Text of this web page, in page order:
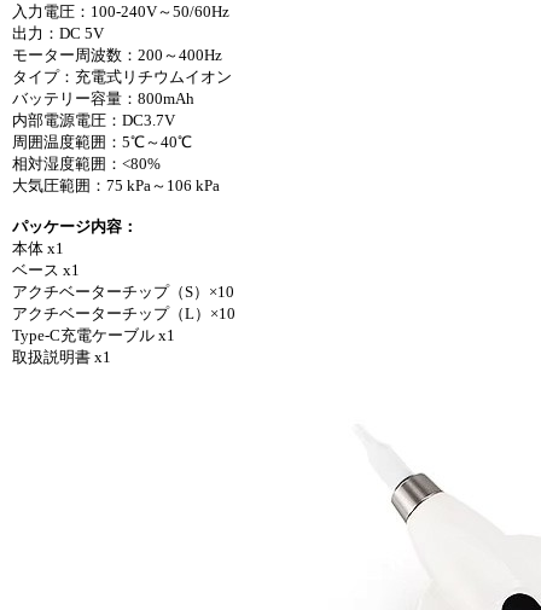
入力電圧：100-240V～50/60Hz
出力：DC 5V
モーター周波数：200～400Hz
タイプ：充電式リチウムイオン
バッテリー容量：800mAh
内部電源電圧：DC3.7V
周囲温度範囲：5℃～40℃
相対湿度範囲：<80%
大気圧範囲：75 kPa～106 kPa
パッケージ内容：
本体 x1
ベース x1
アクチベーターチップ（S）×10
アクチベーターチップ（L）×10
Type-C充電ケーブル x1
取扱説明書 x1